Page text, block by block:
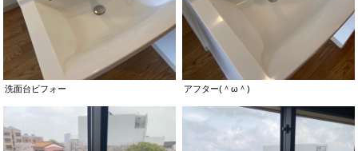
洗面台ビフォー アフター(＾ω＾)